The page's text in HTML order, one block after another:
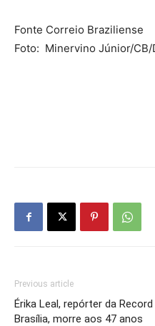
Fonte Correio Braziliense
Foto: Minervino Júnior/CB/
Previous article
Érika Leal, repórter da Record
Brasília, morre aos 47 anos